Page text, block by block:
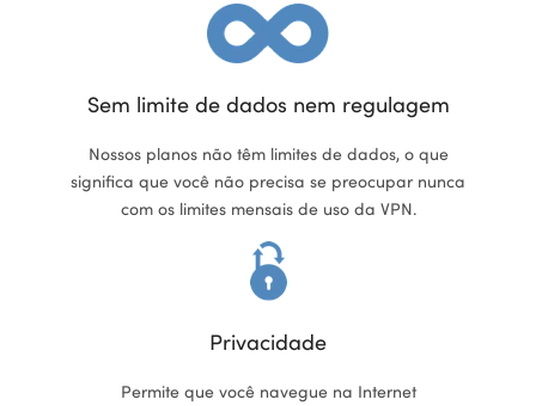
Sem limite de dados nem regulagem
Nossos planos não têm limites de dados, o que
significa que você não precisa se preocupar nunca
com os limites mensais de uso da VPN.
Privacidade
Permite que você navegue na Internet